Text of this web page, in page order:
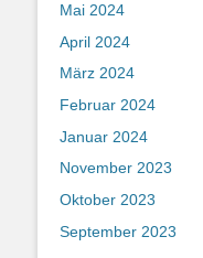
Mai 2024
April 2024
März 2024
Februar 2024
Januar 2024
November 2023
Oktober 2023
September 2023